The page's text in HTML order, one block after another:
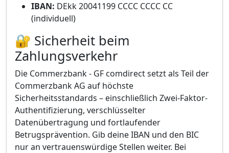
IBAN: DEkk 20041199 CCCC CCCC CC
(individuell)
🔐 Sicherheit beim
Zahlungsverkehr
Die Commerzbank - GF comdirect setzt als Teil der
Commerzbank AG auf höchste
Sicherheitsstandards – einschließlich Zwei-Faktor-
Authentifizierung, verschlüsselter
Datenübertragung und fortlaufender
Betrugsprävention. Gib deine IBAN und den BIC
nur an vertrauenswürdige Stellen weiter. Bei